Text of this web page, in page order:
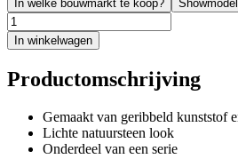
In welke bouwmarkt te koop?
In winkelwagen
Productomschrijving
Gemaakt van geribbeld kunststof
Lichte natuursteen look
Onderdeel van een serie